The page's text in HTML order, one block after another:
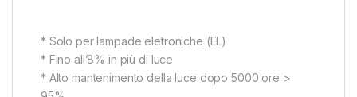
* Solo per lampade eletroniche (EL)
* Fino all’8% in più di luce
* Alto mantenimento della luce dopo 5000 ore >